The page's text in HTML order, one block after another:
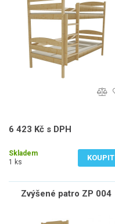
6 423 Kč s DPH
Skladem
1 ks
KOUPIT
Zvýšené patro ZP 004